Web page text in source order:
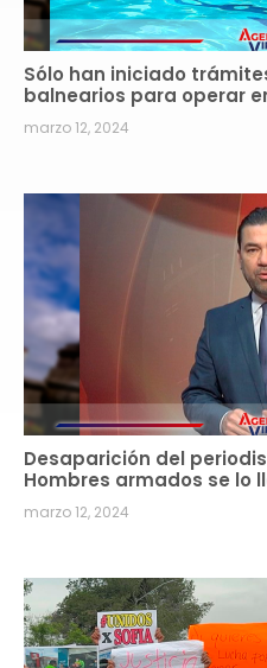
Sólo han iniciado
balnearios para operar
marzo 12, 2024
Desaparición del
Hombres armados se lo
marzo 12, 2024